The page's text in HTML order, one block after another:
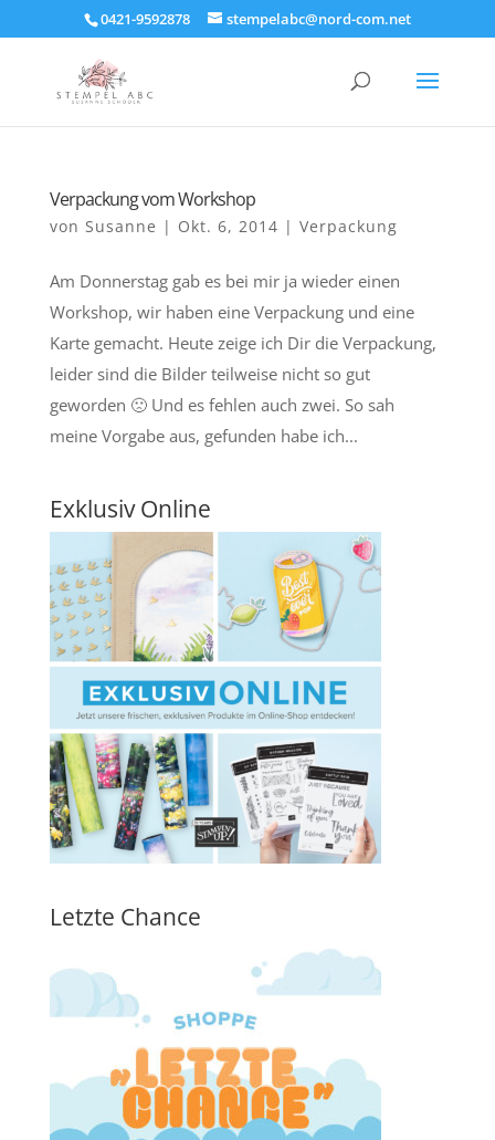
0421-9592878 stempelabc@nord-com.net
Verpackung vom Workshop
von Susanne | Okt. 6, 2014 | Verpackung
Am Donnerstag gab es bei mir ja wieder einen
Workshop, wir haben eine Verpackung und eine
Karte gemacht. Heute zeige ich Dir die Verpackung,
leider sind die Bilder teilweise nicht so gut
geworden 🙁 Und es fehlen auch zwei. So sah
meine Vorgabe aus, gefunden habe ich...
Exklusiv Online
Letzte Chance